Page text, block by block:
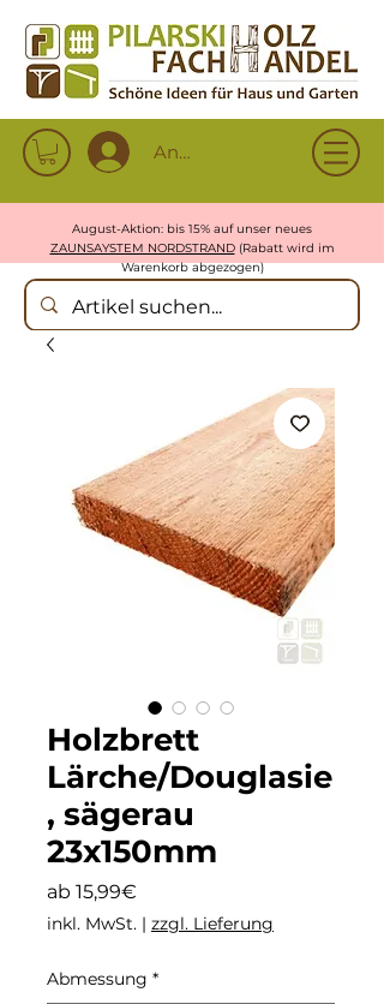
Anmelden
August-Aktion: bis 15% auf unser neues
ZAUNSAYSTEM NORDSTRAND(Rabatt wird im
Warenkorb abgezogen)
Holzbrett
Lärche/Douglasie
, sägerau
23x150mm
ab 15,99€
Preis
inkl. MwSt. | zzgl. Lieferung
Abmessung *